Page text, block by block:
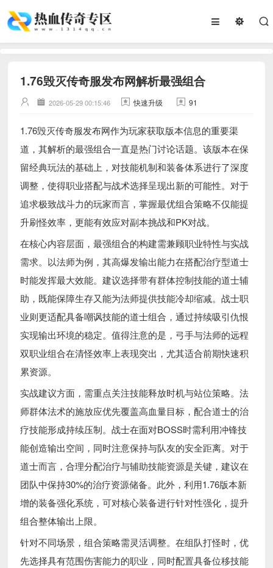
1.76毁灭传奇服发布网解析最强组合
2026-05-29 00:15:46 快速升级 91
1.76毁灭传奇服发布网作为玩家获取版本信息的重要渠
道，其解析的最强组合一直是热门讨论话题。该版本在保
留经典玩法的基础上，对技能机制和装备体系进行了深度
调整，使得职业搭配与战术选择呈现出新的可能性。对于
追求极致战斗力的玩家而言，掌握最优组合策略不仅能提
升刷怪效率，更能有效应对副本挑战和PK对战。
在核心内容层面，最强组合的构建需兼顾职业特性与实战
需求。以法师为例，其高爆发输出能力在搭配治疗型道士
时能发挥最大效能。建议选择带有群体控制技能的道士辅
助，既能保障生存又能为法师提供技能冷却缩减。战士职
业则更适配具备嘲讽技能的道士组合，通过持续吸引仇恨
实现输出环境的稳定。值得注意的是，弓手与法师的远程
双职业组合在清怪效率上表现突出，尤其适合前期快速积
累资源。
实战建议方面，需重点关注技能释放时机与站位策略。法
师群体法术的施放应优先覆盖高血量目标，配合道士的治
疗技能形成持续压制。战士在面对BOSS时需利用冲锋技
能创造输出空间，同时注意保持与队友的安全距离。对于
道士而言，合理分配治疗与辅助技能资源是关键，建议在
团队中保持30%的治疗资源储备。此外，利用1.76版本新
增的装备强化系统，可对核心装备进行针对性强化，提升
组合整体输出上限。
针对不同场景，组合策略需灵活调整。在组队打怪时，优
先选择具有范围伤害能力的职业，同时配置具备位移技能